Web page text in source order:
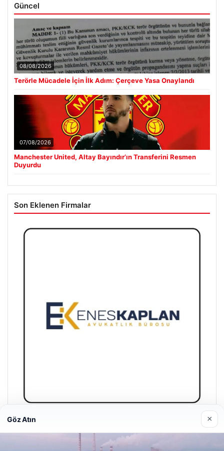
Güncel
08/08/2026
Terörle Mücadele İçin İlk Adım: Çerçeve Yasa Onaylandı
07/08/2026
Manchester United, Altay Bayındır’ın Transferini Resmen
Duyurdu
Son Eklenen Firmalar
Enes Kaplan Avukatlık Bürosu
Göz Atın ×